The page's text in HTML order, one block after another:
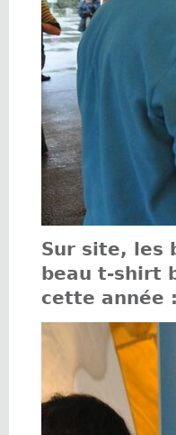
Sur site, les
beau t-shirt
cette année